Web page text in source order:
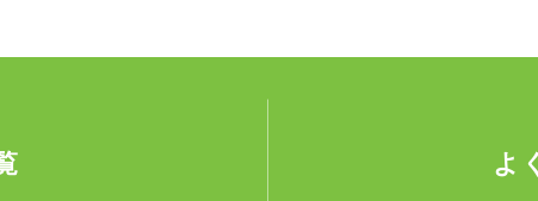
よ